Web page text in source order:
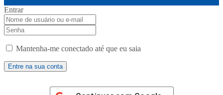
Entrar
Mantenha-me conectado até que eu saia